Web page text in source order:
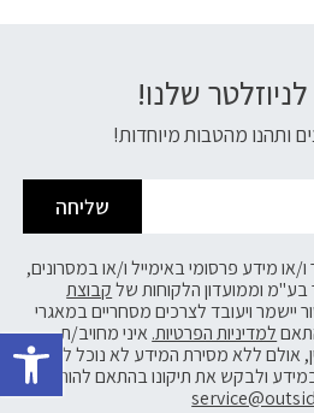
שלנו!
ותהנו מהטבות מיוחדות!
שליחה
או מידע פרסומי באימייל ו/או במסרונים,
וממועדון הלקוחות שלקבוצת
יישמר ויעובד לצרכים מסחריים במאגרי
למדיניות הפרטיות. איני מחויב/ת
אולם ללא מסירת המידע לא נוכל לשלוח
במידע ולבקש את תיקונו בהתאם להוראות